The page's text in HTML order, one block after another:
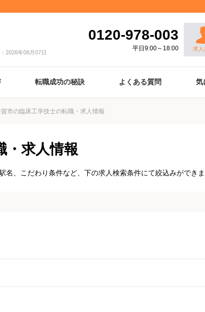
2026年08月07日
0120-978-003
平日9:00～18:00 求人
転職成功の秘訣
履歴書の書き方
職務経歴書の書き方
面接の心得
面接のコツ
転職の際に知っておきたいこと
年齢早見表
給与
よくある質問 気
市の臨床工学技士の転職・求人情報
・求人情報
、こだわり条件など、下の求人検索条件にて絞込みができま